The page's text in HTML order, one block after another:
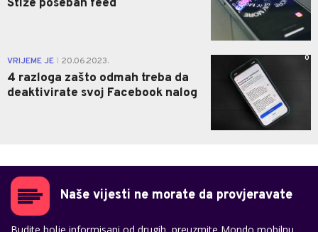
Stiže poseban feed
VRIJEME JE 20.06.2023.
4 razloga zašto odmah treba da
deaktivirate svoj Facebook nalog
0
Naše vijesti ne morate da provjeravate